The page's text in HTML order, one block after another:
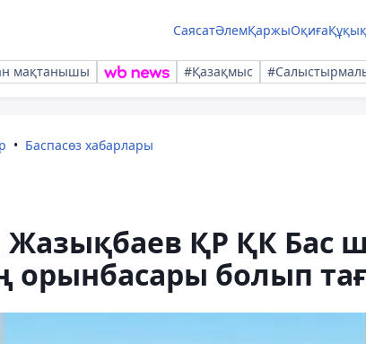
СаясатӘлемҚаржыОқиғаҚұқық
мақтанышы #Қазақмыс
Баспасөз хабарлары
ҚР ҚК Бас
орынбасары болып